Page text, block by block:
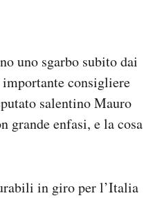
uno sgarbo subito dai
consigliere
salentino Mauro
grande enfasi, e la cosa
in giro per l’Italia